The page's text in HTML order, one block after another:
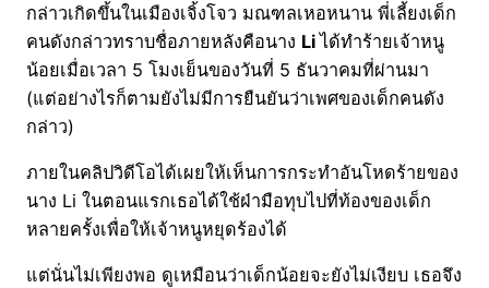
กล่าวเกิดขึ้นในเมืองเจิ้งโจว มณฑลเหอหนาน พี่เลี้ยงเด็ก
คนดังกล่าวทราบชื่อภายหลังคือนาง Liได้ทำร้ายเจ้าหนู
น้อยเมื่อเวลา 5 โมงเย็นของวันที่ 5 ธันวาคมที่ผ่านมา
(แต่อย่างไรก็ตามยังไม่มีการยืนยันว่าเพศของเด็กคนดัง
กล่าว)
ภายในคลิปวิดีโอได้เผยให้เห็นการกระทำอันโหดร้ายของ
นาง Li ในตอนแรกเธอได้ใช้ฝ่ามือทุบไปที่ท้องของเด็ก
หลายครั้งเพื่อให้เจ้าหนูหยุดร้องได้
แต่นั่นไม่เพียงพอ ดูเหมือนว่าเด็กน้อยจะยังไม่เงียบ เธอจึง